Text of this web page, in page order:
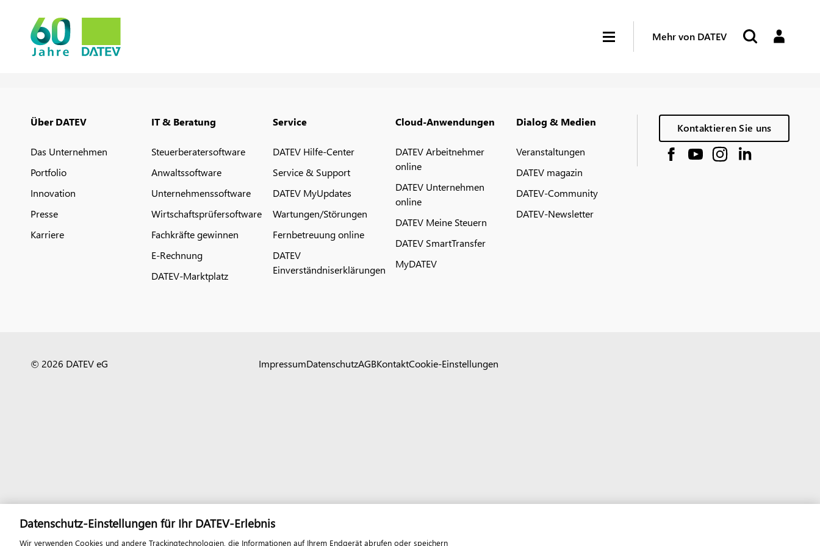
Mehr von DATEV
Über DATEV
Das Unternehmen
Portfolio
Innovation
Presse
Karriere
IT & Beratung
Steuerberatersoftware
Anwaltssoftware
Unternehmenssoftware
Wirtschaftsprüfersoftware
Fachkräfte gewinnen
E-Rechnung
DATEV-Marktplatz
Service
DATEV Hilfe-Center
Service & Support
DATEV MyUpdates
Wartungen/Störungen
Fernbetreuung online
DATEV
Einverständniserklärungen
Cloud-Anwendungen
DATEV Arbeitnehmer
online
DATEV Unternehmen
online
DATEV Meine Steuern
DATEV SmartTransfer
MyDATEV
Dialog & Medien
Veranstaltungen
DATEV magazin
DATEV-Community
DATEV-Newsletter
Kontaktieren Sie uns
© 2026 DATEV eG ImpressumDatenschutzAGBKontaktCookie-Einstellungen
Datenschutz-Einstellungen für Ihr DATEV-Erlebnis
Wir verwenden Cookies und andere Trackingtechnologien, die Informationen auf Ihrem Endgerät abrufen oder speichern